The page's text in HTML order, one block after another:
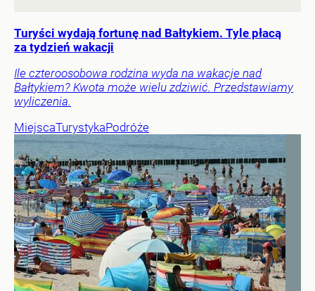
Turyści wydają fortunę nad Bałtykiem. Tyle płacą
za tydzień wakacji
Ile czteroosobowa rodzina wyda na wakacje nad
Bałtykiem? Kwota może wielu zdziwić. Przedstawiamy
wyliczenia.
MiejscaTurystykaPodróże